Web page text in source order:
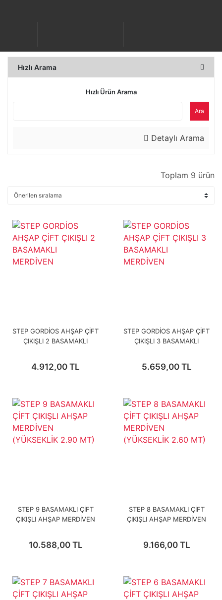
Hızlı Arama
Hızlı Ürün Arama
Ara
Detaylı Arama
Toplam 9 ürün
STEP GORDİOS AHŞAP ÇİFT
ÇIKIŞLI 2 BASAMAKLI
4.912,00 TL
STEP GORDİOS AHŞAP ÇİFT
ÇIKIŞLI 3 BASAMAKLI
5.659,00 TL
STEP 9 BASAMAKLI ÇİFT
ÇIKIŞLI AHŞAP MERDİVEN
10.588,00 TL
STEP 8 BASAMAKLI ÇİFT
ÇIKIŞLI AHŞAP MERDİVEN
9.166,00 TL